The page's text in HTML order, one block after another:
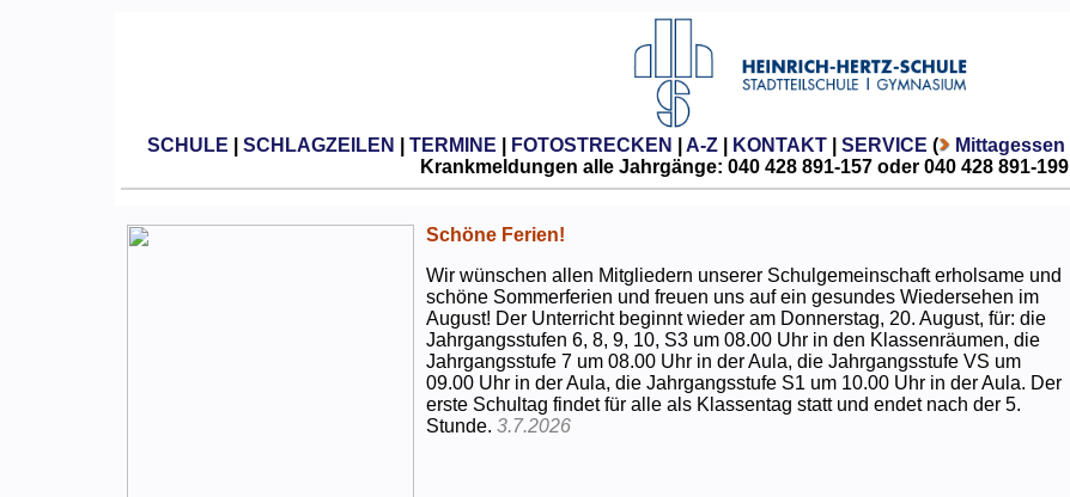
SCHULE SCHLAGZEILEN TERMINE FOTOSTRECKEN A-Z| KONTAKT| SERVICE ( Mittagessen
Krankmeldungen alle Jahrgänge: 040 428 891-157 oder 040 428 891-199
Schöne Ferien!
Wir wünschen allen Mitgliedern unserer Schulgemeinschaft erholsame und
schöne Sommerferien und freuen uns auf ein gesundes Wiedersehen im
August! Der Unterricht beginnt wieder am Donnerstag, 20. August, für: die
Jahrgangsstufen 6, 8, 9, 10, S3 um 08.00 Uhr in den Klassenräumen, die
Jahrgangsstufe 7 um 08.00 Uhr in der Aula, die Jahrgangsstufe VS um
09.00 Uhr in der Aula, die Jahrgangsstufe S1 um 10.00 Uhr in der Aula. Der
erste Schultag findet für alle als Klassentag statt und endet nach der 5.
Stunde.3.7.2026